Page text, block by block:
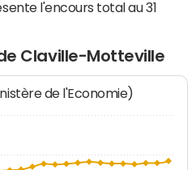
l'encours total au 31
Claville-Motteville
de l'Economie)